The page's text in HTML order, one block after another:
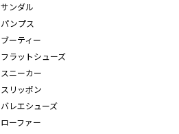
サンダル
パンプス
ブーティー
フラットシューズ
スニーカー
スリッポン
バレエシューズ
ローファー